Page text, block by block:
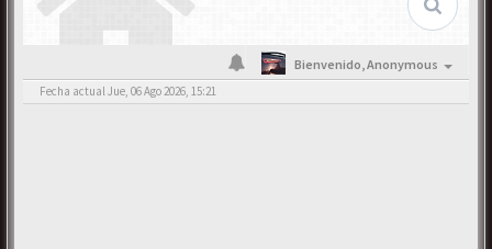
Bienvenido,Anonymous
Fecha actual Jue, 06 Ago 2026, 15:21